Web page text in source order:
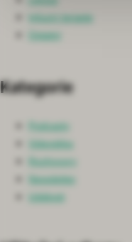
Infuzní terapie
Ostatní
Kategorie
Podcasty
Videotéka
Rozhovory
Newsletter
Události